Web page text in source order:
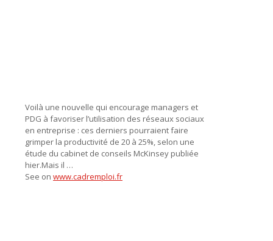
Voilà une nouvelle qui encourage managers et
PDG à favoriser l’utilisation des réseaux sociaux
en entreprise : ces derniers pourraient faire
grimper la productivité de 20 à 25%, selon une
étude du cabinet de conseils McKinsey publiée
hier.Mais il …
See on www.cadremploi.fr